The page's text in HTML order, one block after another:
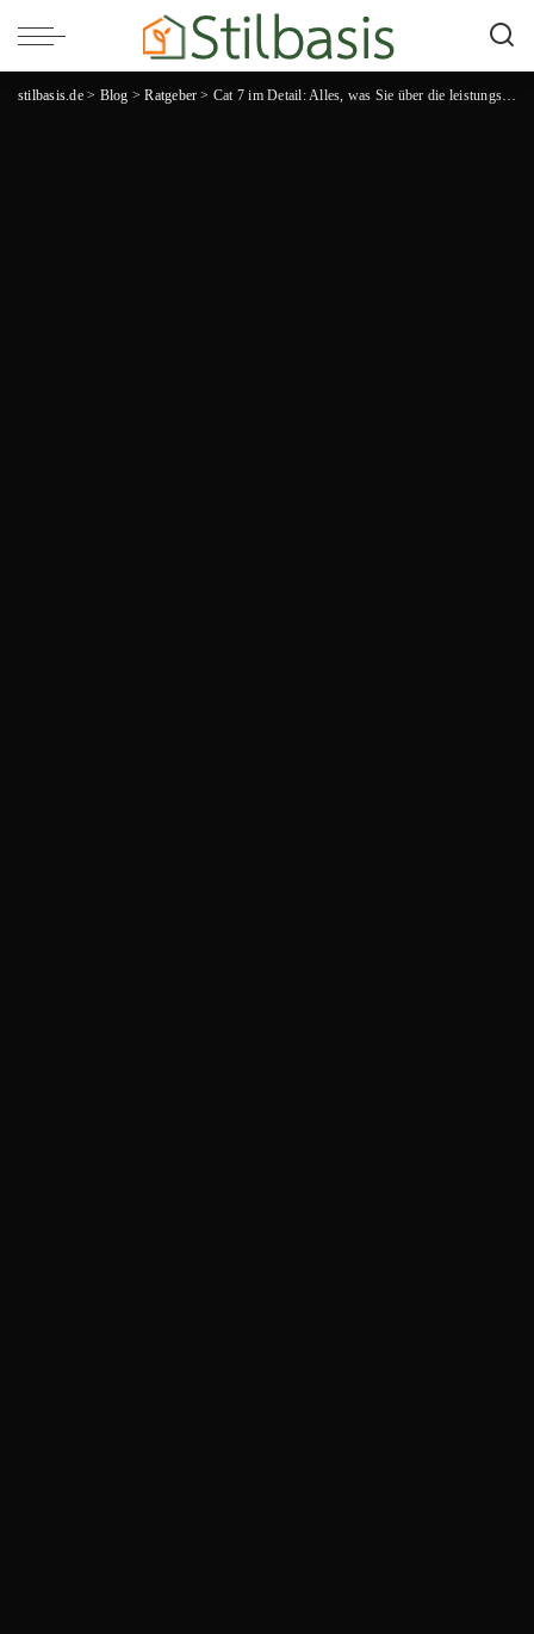
stilbasis.de> Blog >Ratgeber > Cat 7 im Detail: Alles, was Sie über die leistungsstarken Netzwerkkabel wissen müssen